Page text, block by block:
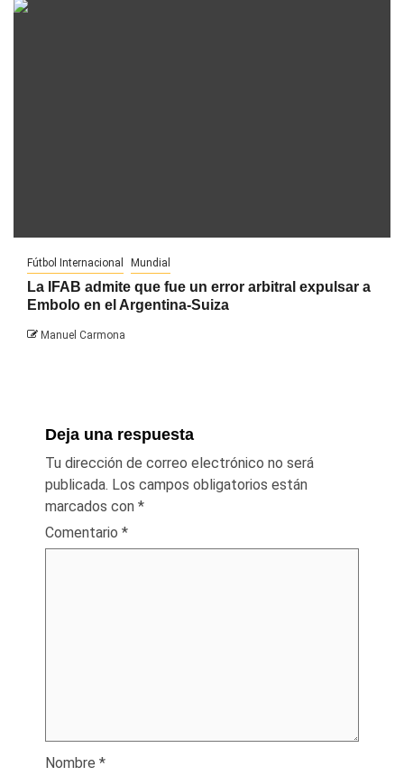
Fútbol Internacional Mundial
La IFAB admite que fue un error arbitral expulsar a
Embolo en el Argentina-Suiza
Manuel Carmona
Deja una respuesta
Tu dirección de correo electrónico no será
publicada. Los campos obligatorios están
marcados con *
Comentario *
Nombre *